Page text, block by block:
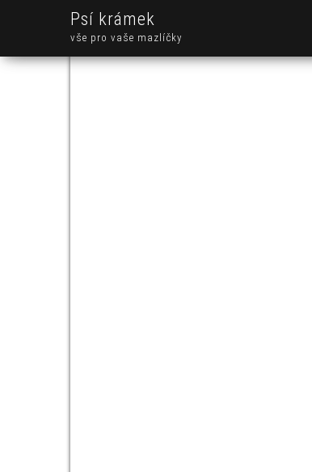
Psí krámek
vše pro vaše mazlíčky